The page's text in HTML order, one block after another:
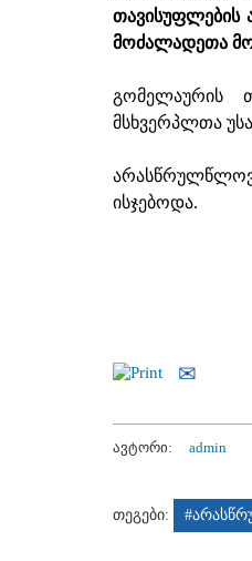
თავისუფლების
მოძალადეთა
გომელაურის
მსხვერპლთა
ისჯებოდა.
ავტორი: admin
თეგები: